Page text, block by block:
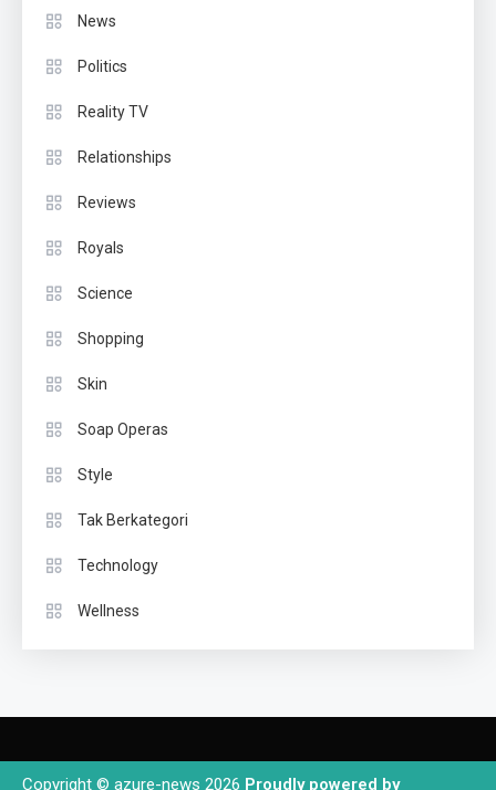
News
Politics
Reality TV
Relationships
Reviews
Royals
Science
Shopping
Skin
Soap Operas
Style
Tak Berkategori
Technology
Wellness
Copyright © azure-news 2026 Proudly powered by